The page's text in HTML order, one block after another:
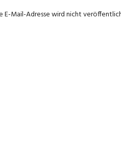
E-Mail-Adresse wird nicht